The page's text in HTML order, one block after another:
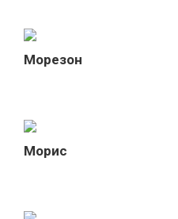
Морезон
Морис